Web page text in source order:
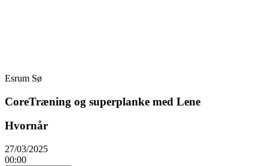
Esrum Sø
CoreTræning og superplanke med Lene
Hvornår
27/03/2025
00:00